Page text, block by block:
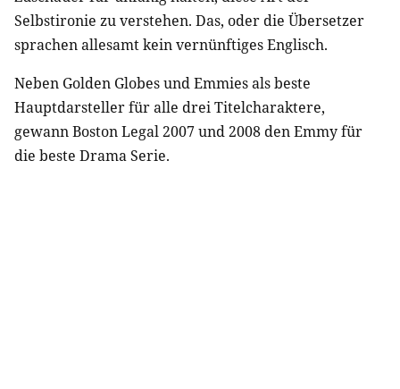
Selbstironie zu verstehen. Das, oder die Übersetzer
sprachen allesamt kein vernünftiges Englisch.
Neben Golden Globes und Emmies als beste
Hauptdarsteller für alle drei Titelcharaktere,
gewann Boston Legal 2007 und 2008 den Emmy für
die beste Drama Serie.